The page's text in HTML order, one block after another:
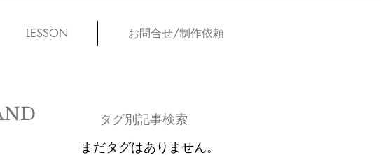
LESSON お問合せ/制作依頼
タグ別記事検索
まだタグはありません。